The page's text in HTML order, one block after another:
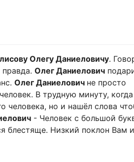
Олегу Даниеловичу.
Олег Даниелович
Олег Даниелович не просто
В трудную минуту, когда
человека, но и нашёл слова
- Человек с большой
блестяще. Низкий поклон Вам и